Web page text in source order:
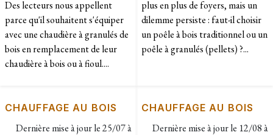
Des lecteurs nous appellent
parce qu'il souhaitent s'équiper
avec une chaudière à granulés de
bois en remplacement de leur
chaudière à bois ou à fioul....
plus en plus de foyers, mais un
dilemme persiste : faut-il choisir
un poêle à bois traditionnel ou un
poêle à granulés (pellets) ?...
CHAUFFAGE AU BOIS
Dernière mise à jour le25/07 à
CHAUFFAGE AU BOIS
Dernière mise à jour le 12/08 à